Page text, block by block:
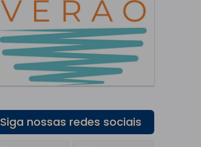
Siga nossas redes sociais